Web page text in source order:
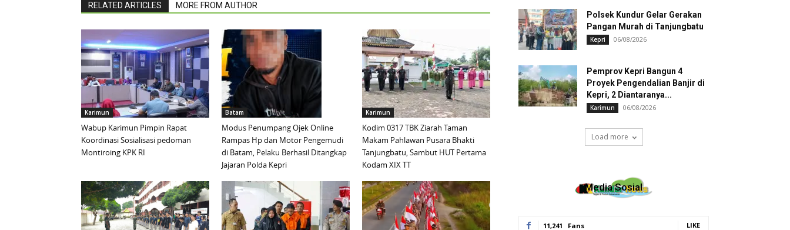
RELATED ARTICLES MORE FROM AUTHOR
Karimun
Wabup Karimun Pimpin Rapat
Koordinasi Sosialisasi pedoman
Montiroing KPK RI
Batam
Modus Penumpang Ojek Online
Rampas Hp dan Motor Pengemudi
di Batam, Pelaku Berhasil Ditangkap
Jajaran Polda Kepri
Karimun
Kodim 0317 TBK Ziarah Taman
Makam Pahlawan Pusara Bhakti
Tanjungbatu, Sambut HUT Pertama
Kodam XIX TT
Polsek Kundur Gelar Gerakan
Pangan Murah di Tanjungbatu
Kepri 06/08/2026
Pemprov Kepri Bangun 4
Proyek Pengendalian Banjir di
Kepri, 2 Diantaranya...
Karimun 06/08/2026
Load more
Media Sosial
11,241 Fans LIKE